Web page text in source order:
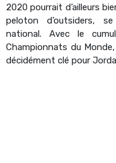
2020 pourrait d’ailleurs
peloton d’outsiders,
national. Avec le
Championnats du
décidément clé pour